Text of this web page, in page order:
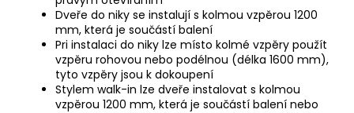
Dveře do niky se instalují s kolmou vzpěrou 1200
mm, která je součástí balení
Pri instalaci do niky lze místo kolmé vzpěry použít
vzpěru rohovou nebo podélnou (délka 1600 mm),
tyto vzpěry jsou k dokoupení
Stylem walk-in lze dveře instalovat s kolmou
vzpěrou 1200 mm, která je součástí balení nebo